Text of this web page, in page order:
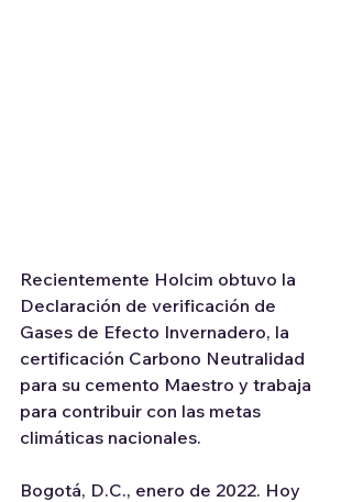
Recientemente Holcim obtuvo la
Declaración de verificación de
Gases de Efecto Invernadero, la
certificación Carbono Neutralidad
para su cemento Maestro y trabaja
para contribuir con las metas
climáticas nacionales.
Bogotá, D.C., enero de 2022. Hoy